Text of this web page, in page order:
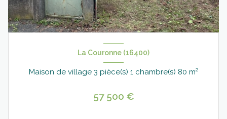
La Couronne (16400)
Maison de village 3 pièce(s) 1 chambre(s) 80 m²
57 500 €